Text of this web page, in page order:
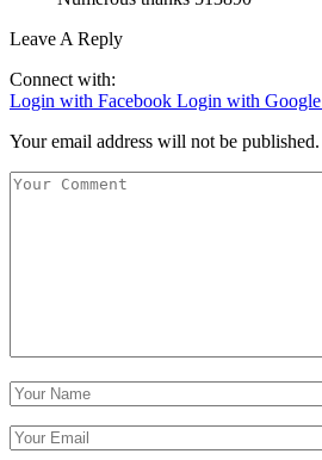
Leave A Reply
Connect with:
Login with Facebook Login with Google
Your email address will not be published.